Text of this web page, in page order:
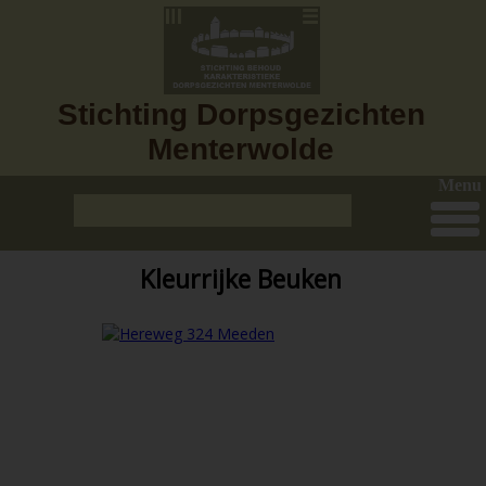
Stichting Dorpsgezichten
Menterwolde
Menu
Kleurrijke Beuken